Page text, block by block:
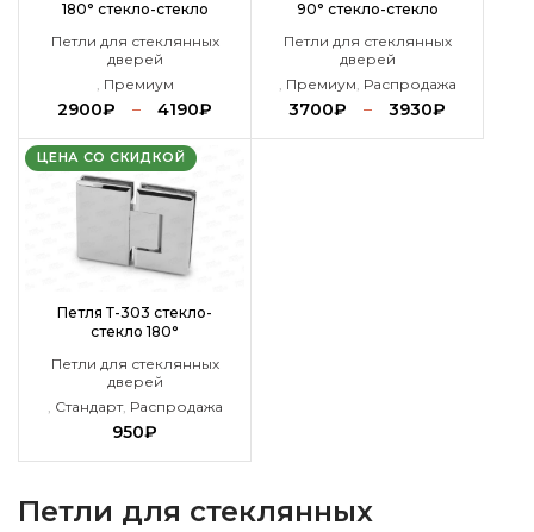
180° стекло-стекло
Петли для стеклянных
дверей
Премиум
2900₽ – 4190₽
90° стекло-стекло
Петли для стеклянных
дверей
Премиум Распродажа
3700₽ – 3930₽
ЦЕНА СО СКИДКОЙ
Петля Т-303 стекло-
стекло 180°
Петли для стеклянных
дверей
, Стандарт, Распродажа
950₽
Петли для стеклянных